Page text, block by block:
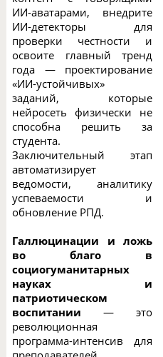
ИИ-аватарами, внедрите
ИИ-детекторы для
проверки честности и
освоите главный тренд
года — проектирование
«ИИ-устойчивых»
заданий, которые
нейросеть физически не
способна решить за
студента.
Заключительный этап
автоматизирует
ведомости, аналитику
успеваемости и
обновление РПД.
Галлюцинации и ложь
во благо в
социогуманитарных
науках и
патриотическом
воспитании — это
революционная
программа-интенсив для